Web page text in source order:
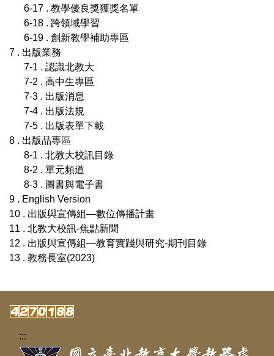
6-17 . 教學優良獎獲獎名單
6-18 . 跨領域學習
6-19 . 創新教學補助專區
7 . 出版業務
7-1 . 認識北教大
7-2 . 高中生專區
7-3 . 出版消息
7-4 . 出版法規
7-5 . 出版表單下載
8 . 出版品專區
8-1 . 北教大校訊目錄
8-2 . 單元頻道
8-3 . 圖書與電子書
9 . English Version
10 . 出版與宣傳組—數位傳播計畫
11 . 北教大校訊-焦點新聞
12 . 出版與宣傳組—教育實踐與研究-期刊目錄
13 . 教務長室(2023)
:::